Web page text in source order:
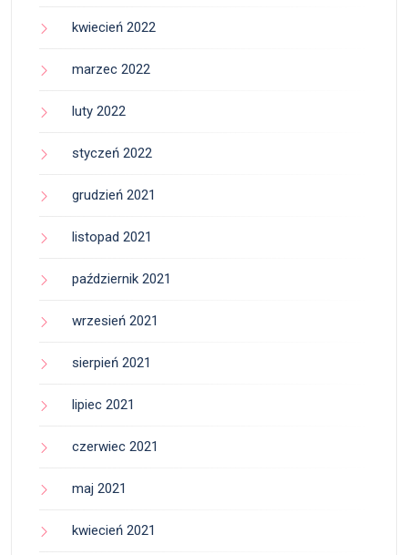
kwiecień 2022
marzec 2022
luty 2022
styczeń 2022
grudzień 2021
listopad 2021
październik 2021
wrzesień 2021
sierpień 2021
lipiec 2021
czerwiec 2021
maj 2021
kwiecień 2021